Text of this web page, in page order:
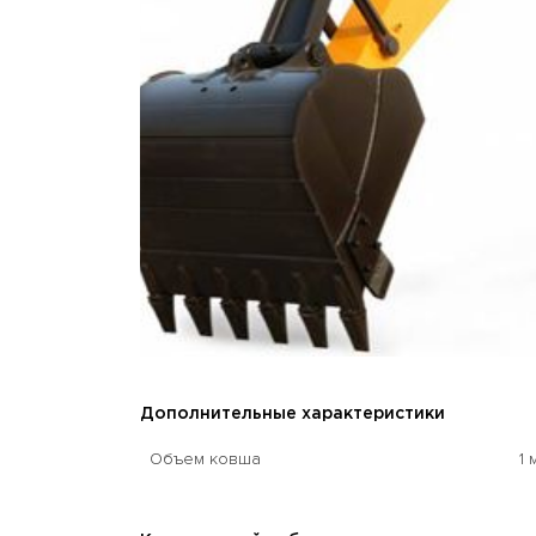
Дополнительные характеристики
Объем ковша 1